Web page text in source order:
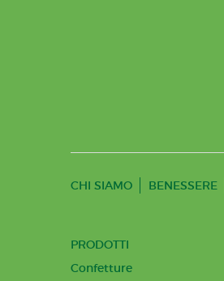
CHI SIAMO BENESSERE
PRODOTTI
Confetture